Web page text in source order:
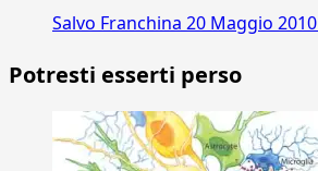
Salvo Franchina 20 Maggio 2010
Potresti esserti perso